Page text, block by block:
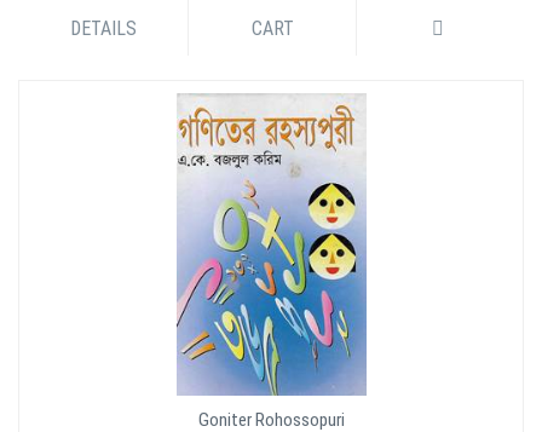
DETAILS CART
Goniter Rohossopuri